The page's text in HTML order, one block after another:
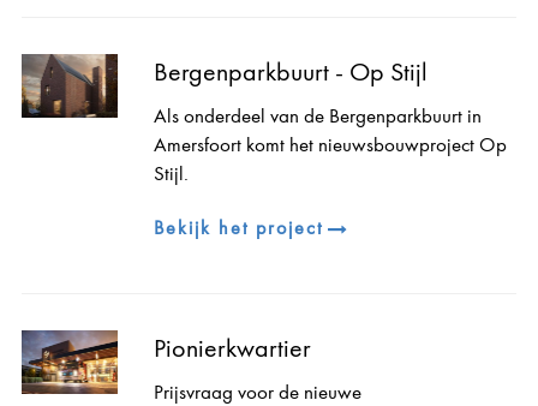
Bergenparkbuurt - Op Stijl
Als onderdeel van de Bergenparkbuurt in
Amersfoort komt het nieuwsbouwproject Op
Stijl.
Bekijk het project
Pionierkwartier
Prijsvraag voor de nieuwe